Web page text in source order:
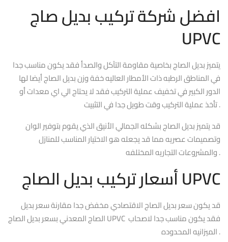
افضل شركة تركيب بديل صاج
UPVC
يتميز بديل الصاج بخاصية مقاومة التآكل والصدأ فقد يكون مناسب جدا
في المناطق الرطبه ذات الأمطار العاليه خفة وزن بديل الصاج أيضا لها
الدور الكبير في تخفيف عملية التركيب فقد لا يحتاج الي اي معدات أو
تأخذ عملية التركيب وقت طويل جدا في التثبيت .
قد يتميز بديل الصاج بشكله الجمالي الأنيق الذي يقوم بتوفير الوان
وتصميمات عصريه مما قد يجعله هو الاختيار المناسب للمنازل
والمشروعات التجاريه المختلفه .
أسعار تركيب بديل الصاج UPVC
قد يكون سعر بديل الصاج الاقتصادي مخفض جدا مقارنة سعر بديل
الصاج المعدني بسعر بديل الصاج UPVC فقد يكون مناسب جدا لاصحاب
الميزانيه المحدوده .